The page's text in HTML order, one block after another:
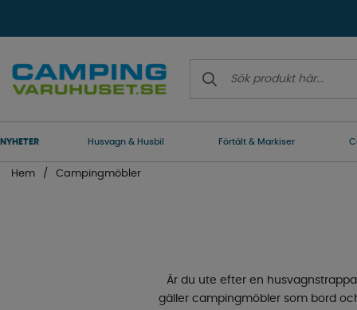
NYHETER Husvagn & Husbil Förtält & Markiser
Hem Campingmöbler
Är du ute efter en
gäller campingmöbler som bord